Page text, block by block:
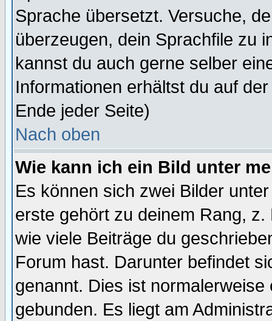
Sprache übersetzt. Versuche,
überzeugen, dein Sprachfile zu
kannst du auch gerne selber
Informationen erhältst du auf
Ende jeder Seite)
Nach oben
Wie kann ich ein Bild unter
Es können sich zwei Bilder
erste gehört zu deinem Rang,
wie viele Beiträge du
Forum hast. Darunter befindet
genannt. Dies ist
gebunden. Es liegt am